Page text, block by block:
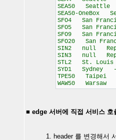
SEA50
SEA50-
SFO4 San
SFO5 San
SFO9 San
SFO20 San
SIN2 null
SIN3 null
STL2 St.
SYD1
TPE50 Taipei
WAW50
■ edge 서버에 직접 서비스 호
1. header 를 변경해서